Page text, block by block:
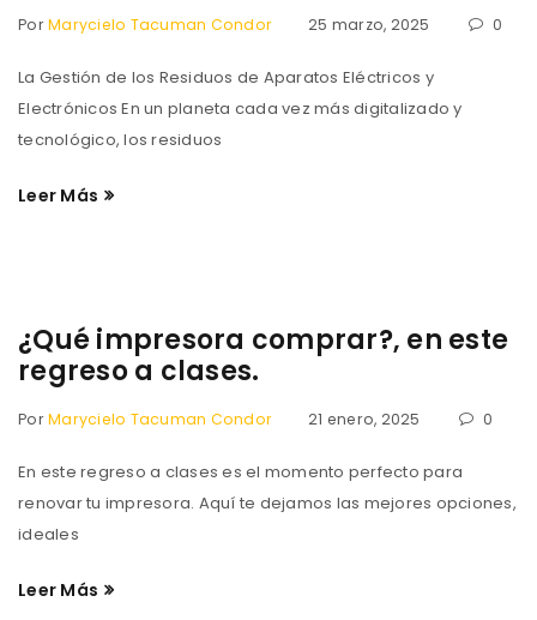
PorMarycielo Tacuman Condor 25 marzo, 2025 0
La Gestión de los Residuos de Aparatos Eléctricos y
Electrónicos En un planeta cada vez más digitalizado y
tecnológico, los residuos
Leer Más
¿Qué impresora comprar?, en este
regreso a clases.
PorMarycielo Tacuman Condor 21 enero, 2025 0
En este regreso a clases es el momento perfecto para
renovar tu impresora. Aquí te dejamos las mejores opciones,
ideales
Leer Más